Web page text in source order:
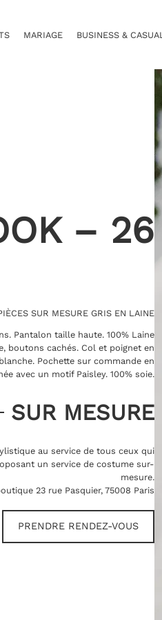
MARIAGE BUSINESS & CASUAL
– 26
SUR MESURE GRIS EN LAINE
Pantalon taille haute. 100% Laine
boutons cachés. Col et poignet en
Pochette sur commande en
avec un motif Paisley. 100% soie.
SUR MESURE
au service de tous ceux qui
un service de costume sur-
mesure.
23 rue Pasquier, 75008 Paris
PRENDRE RENDEZ-VOUS